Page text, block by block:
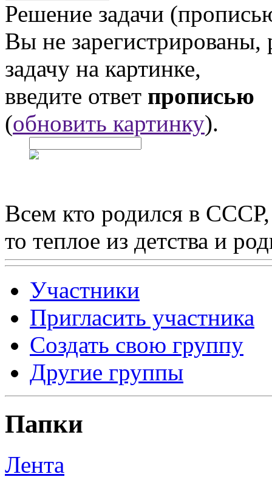
Решение задачи
Вы не
задачу на картинке,
введите ответ прописью
(обновить картинку).
Всем кто родился в
то теплое из детства и
Участники
Пригласить участника
Создать свою группу
Другие группы
Папки
Лента